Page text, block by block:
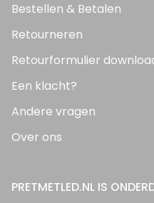
Bestellen & Betalen
Retourneren
Retourformulier
Een klacht?
Andere vragen
Over ons
PRETMETLED.NL IS